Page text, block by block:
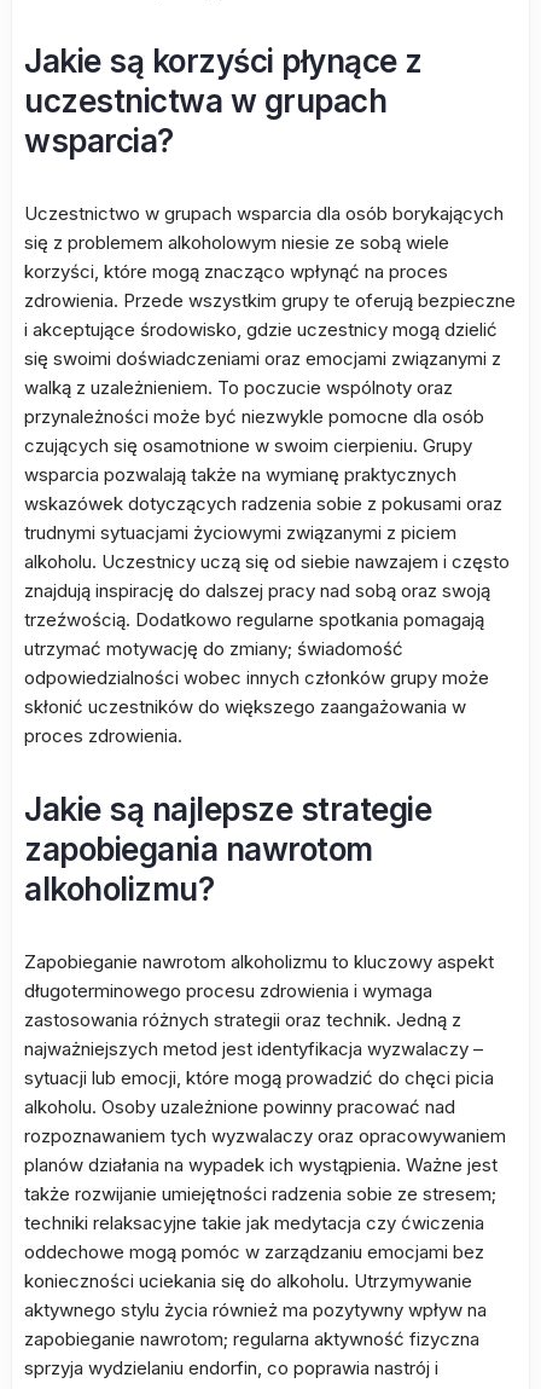
Jakie są korzyści płynące z
uczestnictwa w grupach
wsparcia?
Uczestnictwo w grupach wsparcia dla osób borykających
się z problemem alkoholowym niesie ze sobą wiele
korzyści, które mogą znacząco wpłynąć na proces
zdrowienia. Przede wszystkim grupy te oferują bezpieczne
i akceptujące środowisko, gdzie uczestnicy mogą dzielić
się swoimi doświadczeniami oraz emocjami związanymi z
walką z uzależnieniem. To poczucie wspólnoty oraz
przynależności może być niezwykle pomocne dla osób
czujących się osamotnione w swoim cierpieniu. Grupy
wsparcia pozwalają także na wymianę praktycznych
wskazówek dotyczących radzenia sobie z pokusami oraz
trudnymi sytuacjami życiowymi związanymi z piciem
alkoholu. Uczestnicy uczą się od siebie nawzajem i często
znajdują inspirację do dalszej pracy nad sobą oraz swoją
trzeźwością. Dodatkowo regularne spotkania pomagają
utrzymać motywację do zmiany; świadomość
odpowiedzialności wobec innych członków grupy może
skłonić uczestników do większego zaangażowania w
proces zdrowienia.
Jakie są najlepsze strategie
zapobiegania nawrotom
alkoholizmu?
Zapobieganie nawrotom alkoholizmu to kluczowy aspekt
długoterminowego procesu zdrowienia i wymaga
zastosowania różnych strategii oraz technik. Jedną z
najważniejszych metod jest identyfikacja wyzwalaczy –
sytuacji lub emocji, które mogą prowadzić do chęci picia
alkoholu. Osoby uzależnione powinny pracować nad
rozpoznawaniem tych wyzwalaczy oraz opracowywaniem
planów działania na wypadek ich wystąpienia. Ważne jest
także rozwijanie umiejętności radzenia sobie ze stresem;
techniki relaksacyjne takie jak medytacja czy ćwiczenia
oddechowe mogą pomóc w zarządzaniu emocjami bez
konieczności uciekania się do alkoholu. Utrzymywanie
aktywnego stylu życia również ma pozytywny wpływ na
zapobieganie nawrotom; regularna aktywność fizyczna
sprzyja wydzielaniu endorfin, co poprawia nastrój i